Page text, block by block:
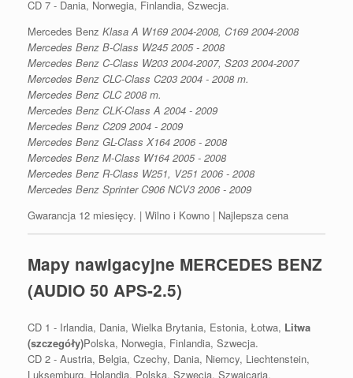
CD 7 - Dania, Norwegia, Finlandia, Szwecja.
Mercedes Benz Klasa A W169 2004-2008, C169 2004-2008
Mercedes Benz B-Class W245 2005 - 2008
Mercedes Benz C-Class W203 2004-2007, S203 2004-2007
Mercedes Benz CLC-Class C203 2004 - 2008 m.
Mercedes Benz CLC 2008 m.
Mercedes Benz CLK-Class A 2004 - 2009
Mercedes Benz C209 2004 - 2009
Mercedes Benz GL-Class X164 2006 - 2008
Mercedes Benz M-Class W164 2005 - 2008
Mercedes Benz R-Class W251, V251 2006 - 2008
Mercedes Benz Sprinter C906 NCV3 2006 - 2009
Gwarancja 12 miesięcy. | Wilno i Kowno | Najlepsza cena
Mapy nawigacyjne MERCEDES BENZ
(AUDIO 50 APS-2.5)
CD 1 - Irlandia, Dania, Wielka Brytania, Estonia, Łotwa, Litwa
(szczegóły)Polska, Norwegia, Finlandia, Szwecja.
CD 2 - Austria, Belgia, Czechy, Dania, Niemcy, Liechtenstein,
Luksemburg, Holandia, Polska, Szwecja, Szwajcaria.